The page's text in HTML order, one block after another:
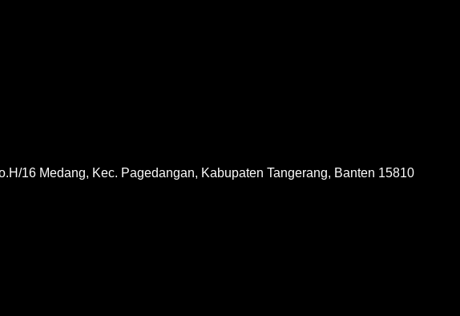
16 Medang, Kec. Pagedangan, Kabupaten Tangerang, Banten 15810